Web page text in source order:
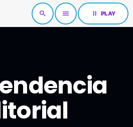
search menu pause PLAY